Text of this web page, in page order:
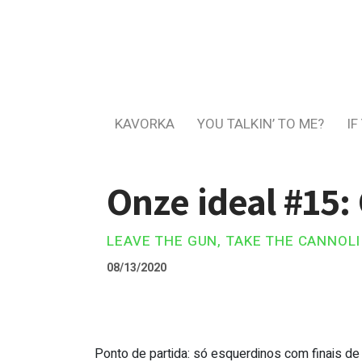
KAVORKA YOU TALKIN’ TO ME?
Onze ideal
LEAVE THE GUN, TAKE THE CANNOLI
08/13/2020
Ponto de partida: só esquerdinos com finais